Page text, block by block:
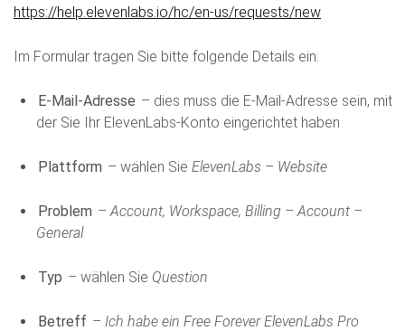
https://help.elevenlabs.io/hc/en-us/requests/new
Im Formular tragen Sie bitte folgende Details ein:
E-Mail-Adresse – dies muss die E-Mail-Adresse sein, mit
der Sie Ihr ElevenLabs-Konto eingerichtet haben
Plattform – wählen Sie ElevenLabs – Website
Problem –Account, Workspace, Billing – Account –
General
Typ – wählen Sie Question
Betreff – Ich habe ein Free Forever ElevenLabs Pro